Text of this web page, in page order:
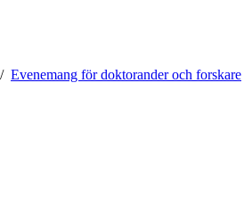
Evenemang för doktorander och forskare